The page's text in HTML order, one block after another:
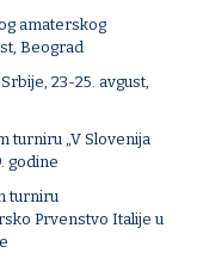
amaterskog
Beograd
23-25. avgust,
turniru „V Slovenija
godine
turniru
Prvenstvo Italije u